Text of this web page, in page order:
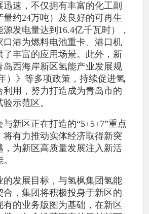
迅速，不仅拥有丰富的化工副
量约24万吨）及良好的可再生
发电量达到16.4亿千瓦时），
口港为燃料电池重卡、港口机
了丰富的应用场景。此外，新
岛西海岸新区氢能产业发展规
）》等多项政策，持续促进氢
利用，努力打造成为青岛市的
示范区。
新区正在打造的“5+5+7”重点
将有力推动实体经济取得新突
，为新区高质量发展注入新活
的发展目标，与氢枫集团氢能
合，集团将积极投身于新区的
有的业务版图为基础，在新区